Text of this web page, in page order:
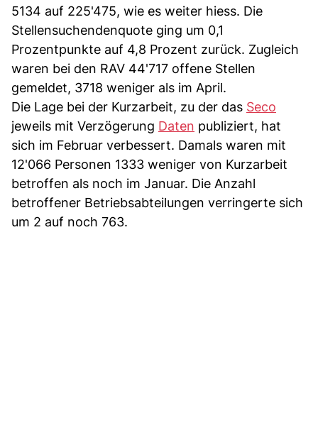
5134 auf 225'475, wie es weiter hiess. Die
Stellensuchendenquote ging um 0,1
Prozentpunkte auf 4,8 Prozent zurück. Zugleich
waren bei den RAV 44'717 offene Stellen
gemeldet, 3718 weniger als im April.
Die Lage bei der Kurzarbeit, zu der das Seco
jeweils mit Verzögerung Daten publiziert, hat
sich im Februar verbessert. Damals waren mit
12'066 Personen 1333 weniger von Kurzarbeit
betroffen als noch im Januar. Die Anzahl
betroffener Betriebsabteilungen verringerte sich
um 2 auf noch 763.